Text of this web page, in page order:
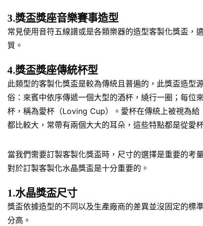
3.獎盃獎座音樂賽事造型
常見使用音符五線譜或是各類樂器的造型客製化獎盃，
質。
4.獎盃獎座傳統杯型
此類型的客製化獎盃是較為傳統且普遍的，此獎盃造型
俗：來賓中依序傳遞一個大型的酒杯，繞行一圈；每位
杯，稱為愛杯（Loving Cup）。愛杯在傳統上被視為
都比較大，常帶有兩個大大的耳朵，這些特點都是從愛
當我們需要訂製客製化獎盃時，尺寸的選擇是重要的考
對於訂製客製化水晶獎盃是十分重要的。
1.水晶獎盃尺寸
獎盃依據造型的不同以及生產廠商的差異並沒固定的
分高。